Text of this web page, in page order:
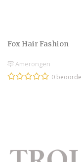
Fox Hair Fashion
Amerongen
0